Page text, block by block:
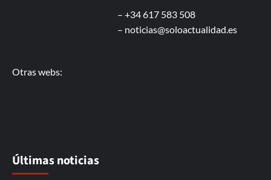
– +34 617 583 508
– noticias@soloactualidad.es
Otras webs:
Últimas noticias